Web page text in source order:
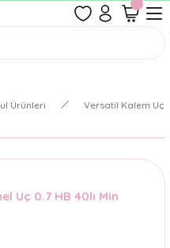
Gün Kargoda!
Ürünleri Versatil Kalem
Uç 0.7 HB 40lı Min